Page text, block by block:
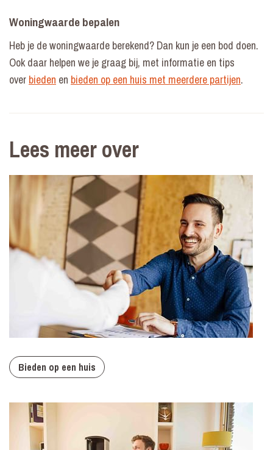
Woningwaarde bepalen
Heb je de woningwaarde berekend? Dan kun je een bod doen.
Ook daar helpen we je graag bij, met informatie en tips
over bieden en bieden op een huis met meerdere partijen.
Lees meer over
Bieden op een huis